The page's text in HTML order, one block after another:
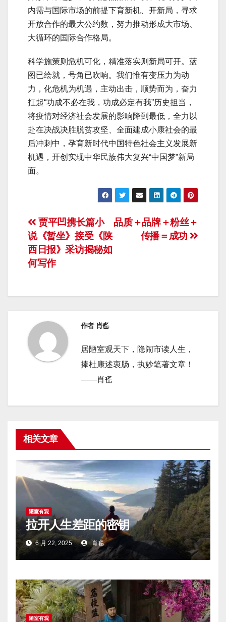
内需与国际市场的前提下育新机、开新局，寻求
开放合作的最大公约数，努力推动形成大市场、
大循环的国际合作格局。
科学施策则危机可化，精准落实则新局可开。蓝
图已绘就，号角已吹响。我们惟有变压力为动
力，化危机为机遇，主动出击，顺势而为，奋力
扛起“功成不必在我，功成必定有我”历史担当，
将疫情对经济社会发展的影响降到最低，全力以
赴在决战决胜脱贫攻坚、全面建成小康社会的最
后冲刺中，孕育新时代中国特色社会主义发展新
机遇，开创实现中华民族伟大复兴“中国梦”新局
面。
文
章
导
品质＋品牌＋粉丝＋
传播＝成功
贾平凹携长篇小
说《暂坐》接受《陕
西日报》采访揭秘如
何写作
作者 肖䍃
居陋室观天下，隐闹市读人生，
捧杜康述衷肠，执妙笔著文章！
——肖䍃
相关文章
陋室有观
拉开人生差距的密钥
6 月 22, 2025 肖䍃
陋室有观